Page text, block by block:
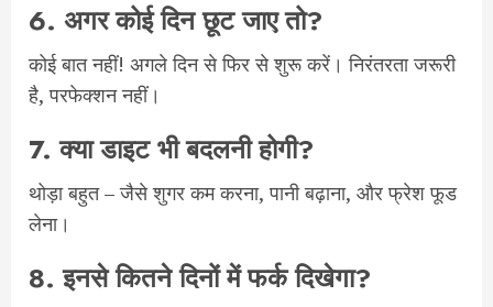
6. अगर कोई दिन छूट जाए तो?
कोई बात नहीं! अगले दिन से फिर से शुरू करें। निरंतरता जरूरी
है, परफेक्शन नहीं।
7.क्या डाइट भी बदलनी होगी?
थोड़ा बहुत – जैसे शुगर कम करना, पानी बढ़ाना, और फ्रेश फूड
लेना।
8.इनसे कितने दिनों में फर्क दिखेगा?